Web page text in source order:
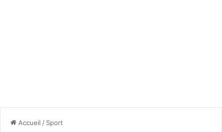
Accueil / Sport